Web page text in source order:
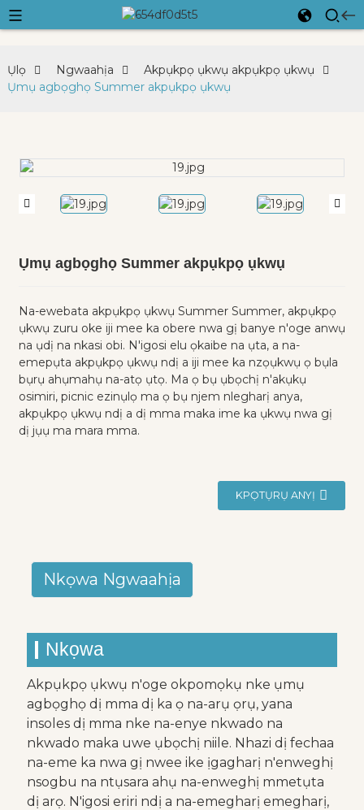
Ụlọ Ngwaahịa
Akpụkpọ ụkwụ akpụkpọ ụkwụ
Ụmụ agbọghọ Summer akpụkpọ ụkwụ
Ụmụ agbọghọ Summer akpụkpọ ụkwụ
Na-ewebata akpụkpọ ụkwụ Summer Summer, akpụkpọ
ụkwụ zuru oke iji mee ka obere nwa gị banye n'oge anwụ
na ụdị na nkasi obi. N'igosi elu ọkaibe na ụta, a na-
emepụta akpụkpọ ụkwụ ndị a iji mee ka nzọụkwụ ọ bụla
bụrụ ahụmahụ na-atọ ụtọ. Ma ọ bụ ụbọchị n'akụkụ
osimiri, picnic ezinụlọ ma ọ bụ njem nlegharị anya,
akpụkpọ ụkwụ ndị a dị mma maka ime ka ụkwụ nwa gị
dị jụụ ma mara mma.
KPỌTỤRỤ ANYỊ
Nkọwa Ngwaahịa
Nkọwa
Akpụkpọ ụkwụ n'oge okpomọkụ nke ụmụ
agbọghọ dị mma dị ka ọ na-arụ ọrụ, yana
insoles dị mma nke na-enye nkwado na
nkwado maka uwe ụbọchị niile. Nhazi dị fechaa
na-eme ka nwa gị nwee ike ịgagharị n'enweghị
nsogbu na ntụsara ahụ na-enweghị mmetụta
dị arọ. N'igosi eriri ndị a na-emegharị emegharị,